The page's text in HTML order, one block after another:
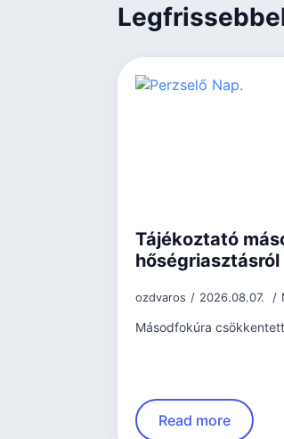
Tájékoztató
hőségriasztásról
ozdvaros 2026.08.07.
Másodfokúra
Read more